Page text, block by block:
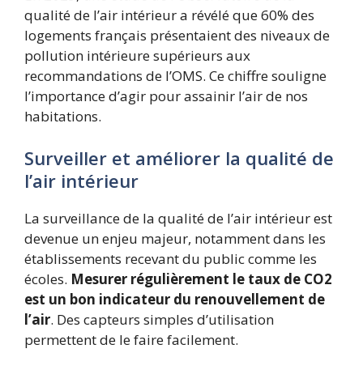
qualité de l’air intérieur a révélé que 60% des
logements français présentaient des niveaux de
pollution intérieure supérieurs aux
recommandations de l’OMS. Ce chiffre souligne
l’importance d’agir pour assainir l’air de nos
habitations.
Surveiller et améliorer la qualité de
l’air intérieur
La surveillance de la qualité de l’air intérieur est
devenue un enjeu majeur, notamment dans les
établissements recevant du public comme les
écoles. Mesurer régulièrement le taux de CO2
est un bon indicateur du renouvellement de
l’air. Des capteurs simples d’utilisation
permettent de le faire facilement.